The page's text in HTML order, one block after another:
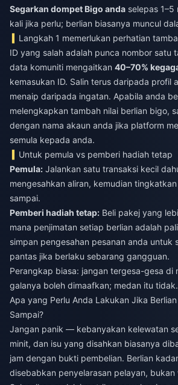
Segarkan dompet Bigo anda selepas
kali jika perlu; berlian biasanya muncul
Langkah 1 memerlukan perhatian
ID yang salah adalah punca nombor satu
data komuniti mengaitkan 40–70%
kemasukan ID. Salin terus daripada profil
menaip daripada ingatan. Apabila anda
melengkapkan tambah nilai berlian bigo,
dengan nama akaun anda jika platform
semula kepada anda.
Untuk pemula vs pemberi hadiah tetap
Pemula: Jalankan satu transaksi kecil
mengesahkan aliran, kemudian
sampai.
Pemberi hadiah tetap: Beli pakej yang
mana penjimatan setiap berlian adalah
simpan pengesahan pesanan anda untuk
pantas jika berlaku sebarang gangguan.
Perangkap biasa: jangan tergesa-gesa di
galanya boleh dimaafkan; medan itu tidak.
Apa yang Perlu Anda Lakukan Jika
Sampai?
Jangan panik — kebanyakan kelewatan
minit, dan isu yang disahkan biasanya
jam dengan bukti pembelian. Berlian
disebabkan penyelarasan pelayan, bukan